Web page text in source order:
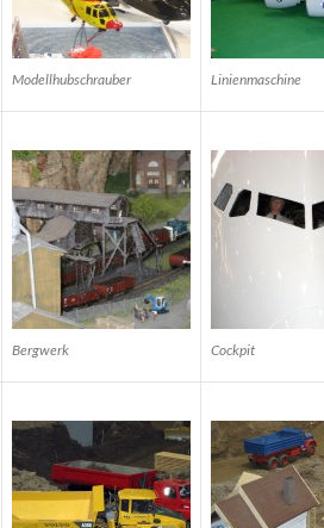
Modellhubschrauber Linienmaschine
Bergwerk Cockpit